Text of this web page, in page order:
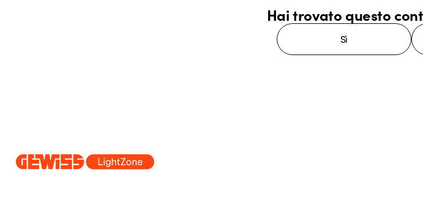
Hai trovato questo
Sì